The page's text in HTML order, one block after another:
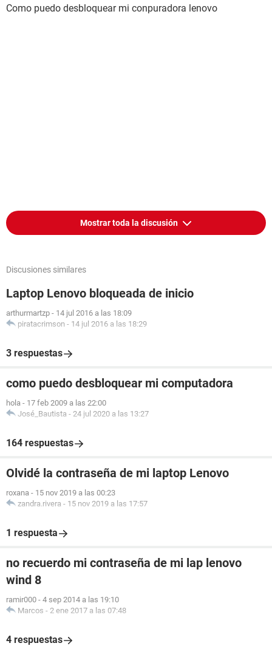
Como puedo desbloquear mi conpuradora lenovo
Mostrar toda la discusión
Discusiones similares
Laptop Lenovo bloqueada de inicio
arthurmartzp - 14 jul 2016 a las 18:09
piratacrimson - 14 jul 2016 a las 18:29
3 respuestas
como puedo desbloquear mi computadora
hola - 17 feb 2009 a las 22:00
José_Bautista - 24 jul 2020 a las 13:27
164 respuestas
Olvidé la contraseña de mi laptop Lenovo
roxana - 15 nov 2019 a las 00:23
zandra.rivera - 15 nov 2019 a las 17:57
1 respuesta
no recuerdo mi contraseña de mi lap lenovo
wind 8
ramir000 - 4 sep 2014 a las 19:10
Marcos - 2 ene 2017 a las 07:48
4 respuestas